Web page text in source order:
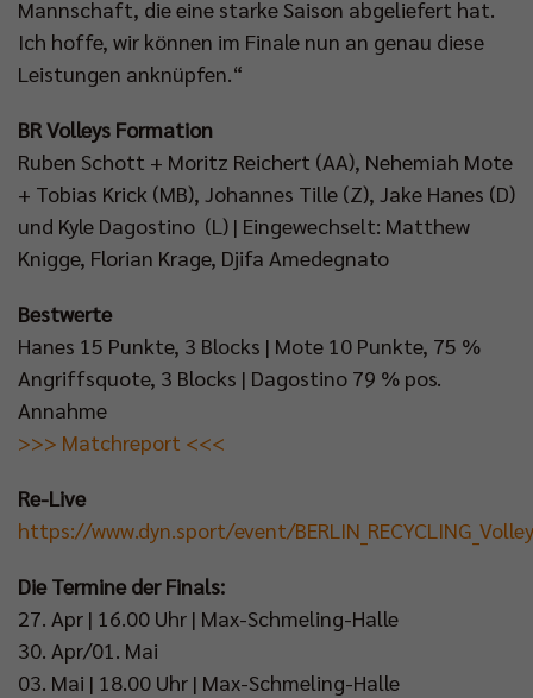
Mannschaft, die eine starke Saison abgeliefert hat.
Ich hoffe, wir können im Finale nun an genau diese
Leistungen anknüpfen.“
BR Volleys Formation
Ruben Schott + Moritz Reichert (AA), Nehemiah Mote
+ Tobias Krick (MB), Johannes Tille (Z), Jake Hanes (D)
und Kyle Dagostino (L) | Eingewechselt: Matthew
Knigge, Florian Krage, Djifa Amedegnato
Bestwerte
Hanes 15 Punkte, 3 Blocks | Mote 10 Punkte, 75 %
Angriffsquote, 3 Blocks | Dagostino 79 % pos.
Annahme
>>> Matchreport <<<
Re-Live
https://www.dyn.sport/event/
Die Termine der Finals:
27. Apr | 16.00 Uhr | Max-Schmeling-Halle
30. Apr/01. Mai
03. Mai | 18.00 Uhr | Max-Schmeling-Halle